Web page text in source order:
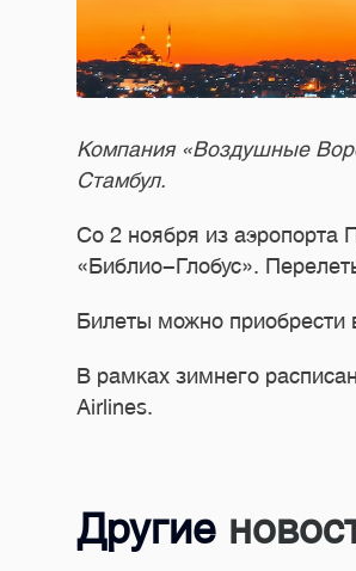
Компания «Воздушные
Стамбул.
Со 2 ноября из аэропорта
«Библио-Глобус».
Билеты можно приобрести
В рамках зимнего
Airlines.
Другие